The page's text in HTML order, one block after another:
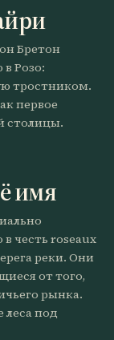
Бретон
Розо:
тростником.
первое
столицы.
имя
честь roseaux
реки. Они
от того,
рынка.
леса под